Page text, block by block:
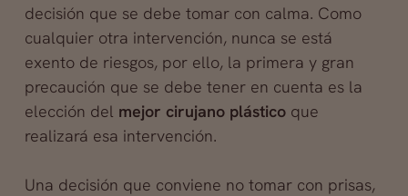
decisión que se debe tomar con calma. Como
cualquier otra intervención, nunca se está
exento de riesgos, por ello, la primera y gran
precaución que se debe tener en cuenta es la
elección del mejor cirujano plásticoque
realizará esa intervención.
Una decisión que conviene no tomar con prisas,